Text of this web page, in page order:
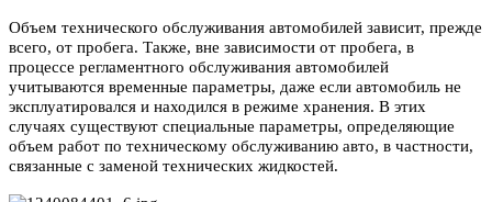
Объем технического обслуживания автомобилей зависит, прежде
всего, от пробега. Также, вне зависимости от пробега, в
процессе регламентного обслуживания автомобилей
учитываются временные параметры, даже если автомобиль не
эксплуатировался и находился в режиме хранения. В этих
случаях существуют специальные параметры, определяющие
объем работ по техническому обслуживанию авто, в частности,
связанные с заменой технических жидкостей.